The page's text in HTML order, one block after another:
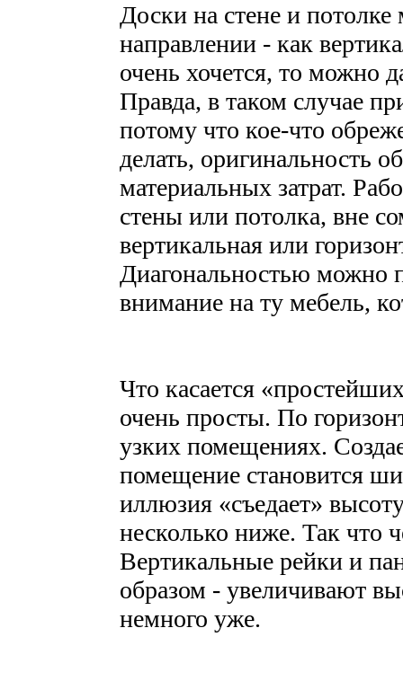
Доски на стене и
направлении - как
очень хочется, то можно
Правда, в таком случае
потому что кое-что
делать, оригинальность
материальных затрат.
стены или потолка, вне
вертикальная или
Диагональностью можно
внимание на ту мебель,
Что касается
очень просты. По
узких помещениях.
помещение становится
иллюзия «съедает»
несколько ниже. Так что
Вертикальные рейки и
образом - увеличивают
немного уже.